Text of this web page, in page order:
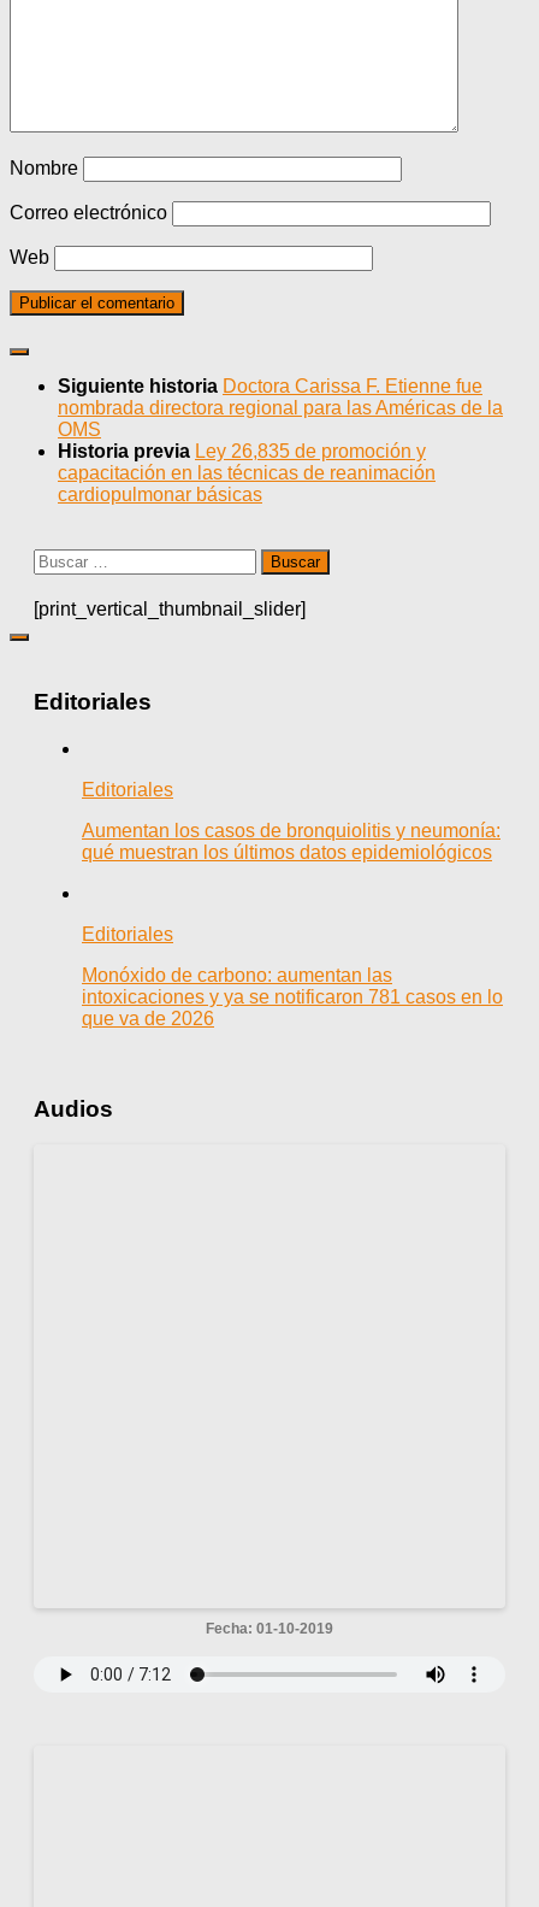
Nombre
Correo electrónico
Web
Siguiente historia Doctora Carissa F. Etienne fue
nombrada directora regional para las Américas de la
OMS
Historia previa Ley 26,835 de promoción y
capacitación en las técnicas de reanimación
cardiopulmonar básicas
Buscar:
[print_vertical_thumbnail_slider]
Editoriales
Editoriales
Aumentan los casos de bronquiolitis y neumonía:
qué muestran los últimos datos epidemiológicos
Editoriales
Monóxido de carbono: aumentan las
intoxicaciones y ya se notificaron 781 casos en lo
que va de 2026
Audios
Fecha: 01-10-2019